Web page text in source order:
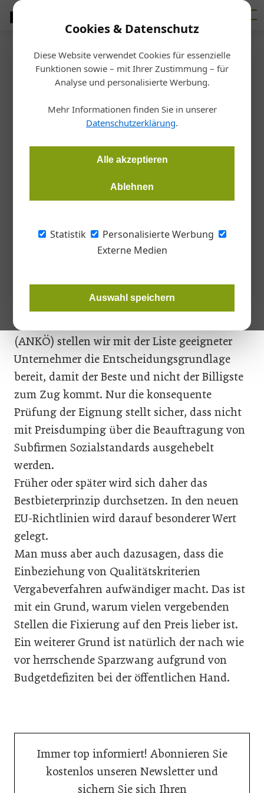
Cookies & Datenschutz
Diese Website verwendet Cookies für essenzielle
Funktionen sowie – mit Ihrer Zustimmung – für
Analyse und personalisierte Werbung.
Mehr Informationen finden Sie in unserer
Datenschutzerklärung.
Alle akzeptieren
Ablehnen
Statistik
Personalisierte Werbung
Externe Medien
Auswahl speichern
Startseite/ Betrieb
Der Trend geht Richtung
Bestbieter
Als Institut, das auf die effiziente Abwicklung
sehen wir, dass der Trend ganz klar in
Richtung Bestbieter geht. Schon jetzt werden
ob das Unternehmen Lehrlinge ausbildet oder
ob es zusätzliche Zertifizierungen vorweisen
kann. Als Auftragnehmerkataster Österreich
(ANKÖ) stellen wir mit der Liste geeigneter
Unternehmer die Entscheidungsgrundlage
bereit, damit der Beste und nicht der Billigste
zum Zug kommt. Nur die konsequente
Prüfung der Eignung stellt sicher, dass nicht
mit Preisdumping über die Beauftragung von
Subfirmen Sozialstandards ausgehebelt
werden.
Früher oder später wird sich daher das
Bestbieterprinzip durchsetzen. In den neuen
EU-Richtlinien wird darauf besonderer Wert
gelegt.
Man muss aber auch dazusagen, dass die
Einbeziehung von Qualitätskriterien
Vergabeverfahren aufwändiger macht. Das ist
mit ein Grund, warum vielen vergebenden
Stellen die Fixierung auf den Preis lieber ist.
Ein weiterer Grund ist natürlich der nach wie
vor herrschende Spar­zwang aufgrund von
Budgetdefiziten bei der öffentlichen Hand.
Immer top informiert! Abonnieren Sie
kostenlos unseren Newsletter und
sichern Sie sich Ihren